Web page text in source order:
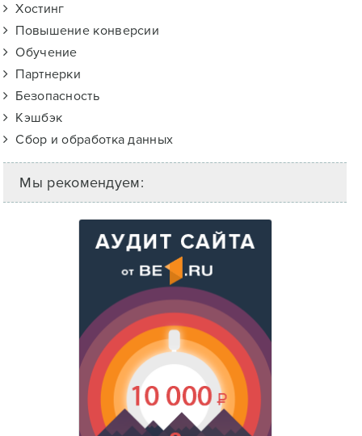
Хостинг
Повышение конверсии
Обучение
Партнерки
Безопасность
Кэшбэк
Сбор и обработка данных
Мы рекомендуем: